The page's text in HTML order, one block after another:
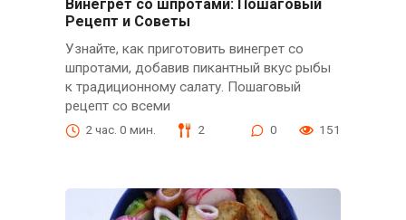
Винегрет со шпротами: Пошаговый
Рецепт и Советы
Узнайте, как приготовить винегрет со
шпротами, добавив пикантный вкус рыбы
к традиционному салату. Пошаговый
рецепт со всеми
2 час. 0 мин. 2 0 151